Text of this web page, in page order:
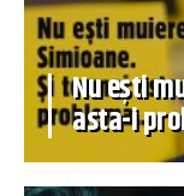
Nu ești
asta-i